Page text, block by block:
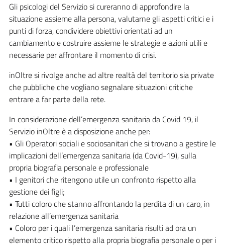
Gli psicologi del Servizio si cureranno di approfondire la
situazione assieme alla persona, valutarne gli aspetti critici e i
punti di forza, condividere obiettivi orientati ad un
cambiamento e costruire assieme le strategie e azioni utili e
necessarie per affrontare il momento di crisi.
inOltre si rivolge anche ad altre realtà del territorio sia private
che pubbliche che vogliano segnalare situazioni critiche
entrare a far parte della rete.
In considerazione dell’emergenza sanitaria da Covid 19, il
Servizio inOltre è a disposizione anche per:
• Gli Operatori sociali e sociosanitari che si trovano a gestire le
implicazioni dell’emergenza sanitaria (da Covid-19), sulla
propria biografia personale e professionale
• I genitori che ritengono utile un confronto rispetto alla
gestione dei figli;
• Tutti coloro che stanno affrontando la perdita di un caro, in
relazione all’emergenza sanitaria
• Coloro per i quali l’emergenza sanitaria risulti ad ora un
elemento critico rispetto alla propria biografia personale o per i